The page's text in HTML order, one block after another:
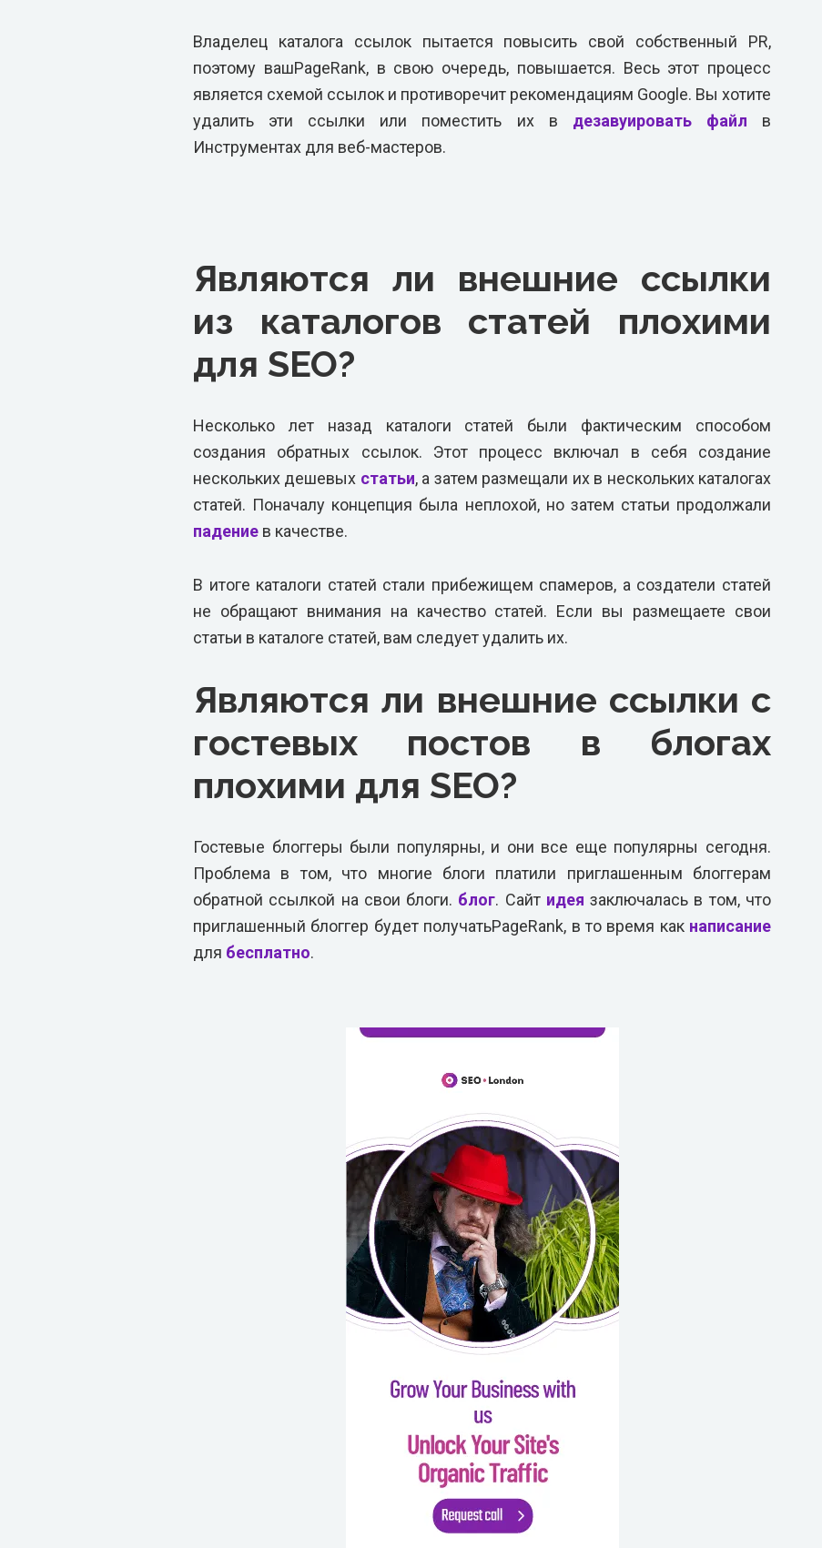
Владелец каталога ссылок пытается повысить свой собственный PR,
поэтому вашPageRank, в свою очередь, повышается. Весь этот процесс
является схемой ссылок и противоречит рекомендациям Google. Вы хотите
удалить эти ссылки или поместить их в дезавуировать файл в
Инструментах для веб-мастеров.
Являются ли внешние ссылки
из каталогов статей плохими
для SEO?
Несколько лет назад каталоги статей были фактическим способом
создания обратных ссылок. Этот процесс включал в себя создание
нескольких дешевых статьи, а затем размещали их в нескольких каталогах
статей. Поначалу концепция была неплохой, но затем статьи продолжали
падение в качестве.
В итоге каталоги статей стали прибежищем спамеров, а создатели статей
не обращают внимания на качество статей. Если вы размещаете свои
статьи в каталоге статей, вам следует удалить их.
Являются ли внешние ссылки с
гостевых постов в блогах
плохими для SEO?
Гостевые блоггеры были популярны, и они все еще популярны сегодня.
Проблема в том, что многие блоги платили приглашенным блоггерам
обратной ссылкой на свои блоги. блог. Сайт идея заключалась в том, что
приглашенный блоггер будет получатьPageRank, в то время как написание
для бесплатно.